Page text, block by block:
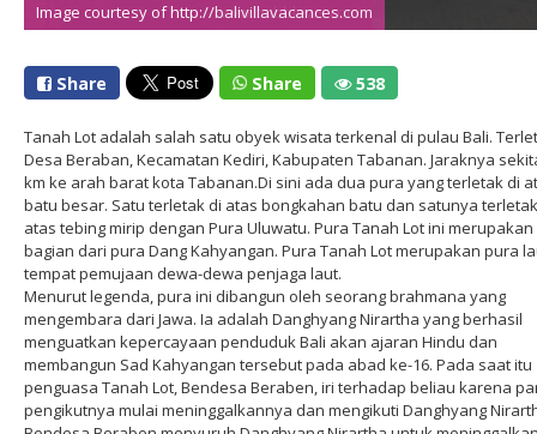
Image courtesy of http://balivillavacances.com
Share Share 538
Tanah Lot adalah salah satu obyek wisata terkenal di pulau Bali.
Desa Beraban, Kecamatan Kediri, Kabupaten Tabanan. Jaraknya
km ke arah barat kota Tabanan.Di sini ada dua pura yang terletak di
batu besar. Satu terletak di atas bongkahan batu dan satunya
atas tebing mirip dengan Pura Uluwatu. Pura Tanah Lot ini merupakan
bagian dari pura Dang Kahyangan. Pura Tanah Lot merupakan pura
tempat pemujaan dewa-dewa penjaga laut.
Menurut legenda, pura ini dibangun oleh seorang brahmana yang
mengembara dari Jawa. Ia adalah Danghyang Nirartha yang berhasil
menguatkan kepercayaan penduduk Bali akan ajaran Hindu dan
membangun Sad Kahyangan tersebut pada abad ke-16. Pada saat itu
penguasa Tanah Lot, Bendesa Beraben, iri terhadap beliau karena
pengikutnya mulai meninggalkannya dan mengikuti Danghyang